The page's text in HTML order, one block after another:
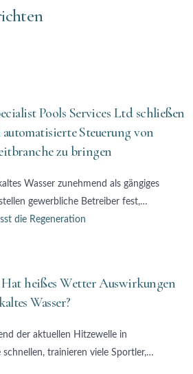
Pools Services Ltd schließen
Steuerung von
zu bringen
Wasser zunehmend als gängiges
gewerbliche Betreiber fest,…
heißes Wetter Auswirkungen
Wasser?
der aktuellen Hitzewelle in
trainieren viele Sportler,…